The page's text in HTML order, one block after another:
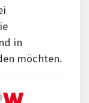
in
möchten.